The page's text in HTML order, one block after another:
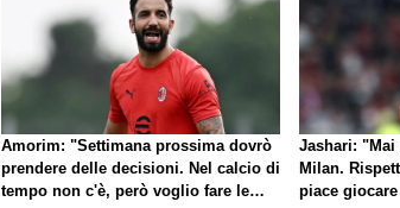
Amorim: "Settimana prossima dovrò
prendere delle decisioni. Nel calcio di
tempo non c'è, però voglio fare le
Jashari: "Mai
Milan.
piace